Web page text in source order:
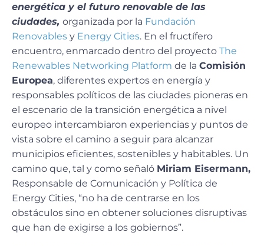
energética y el futuro renovable de las
ciudades, organizada por la Fundación
Renovables y Energy Cities. En el fructífero
encuentro, enmarcado dentro del proyecto The
Renewables Networking Platform de la Comisión
Europea, diferentes expertos en energía y
responsables políticos de las ciudades pioneras en
el escenario de la transición energética a nivel
europeo intercambiaron experiencias y puntos de
vista sobre el camino a seguir para alcanzar
municipios eficientes, sostenibles y habitables. Un
camino que, tal y como señaló Miriam Eisermann,
Responsable de Comunicación y Política de
Energy Cities, “no ha de centrarse en los
obstáculos sino en obtener soluciones disruptivas
que han de exigirse a los gobiernos”.